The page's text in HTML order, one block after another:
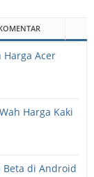
Harga Acer
Harga Kaki
Beta di Android